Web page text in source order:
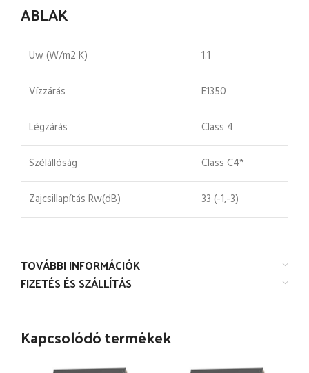
ABLAK
Uw (W/m2 K) 1.1
Vízzárás E1350
Légzárás Class 4
Szélállóság Class C4*
Zajcsillapítás Rw(dB) 33 (-1,-3)
TOVÁBBI INFORMÁCIÓK
FIZETÉS ÉS SZÁLLÍTÁS
Kapcsolódó termékek